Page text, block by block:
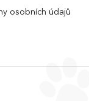
osobních údajů